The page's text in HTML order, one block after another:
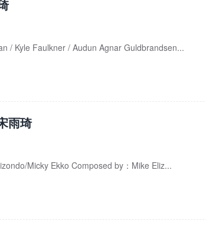
/ Kyle Faulkner / Audun Agnar Guldbrandsen...
雨琦
Micky Ekko Composed by：Mike Eliz...